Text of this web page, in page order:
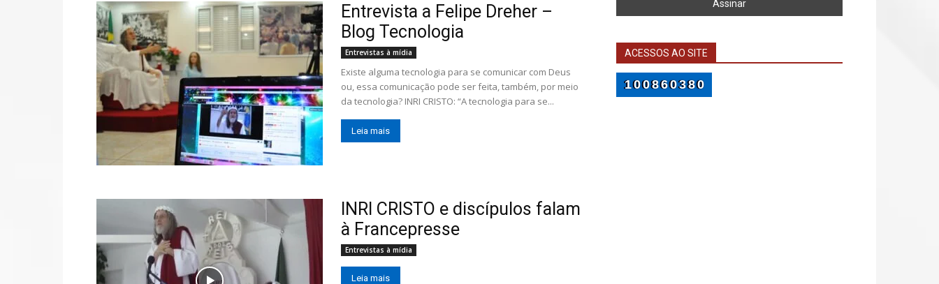
Entrevista a Felipe Dreher –
Blog Tecnologia
Entrevistas à mídia
Existe alguma tecnologia para se comunicar com Deus
ou, essa comunicação pode ser feita, também, por meio
da tecnologia? INRI CRISTO: “A tecnologia para se...
Leia mais
INRI CRISTO e discípulos falam
à Francepresse
Entrevistas à mídia
Leia mais
ACESSOS AO SITE
100860380